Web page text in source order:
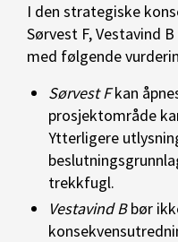
I den strategiske
Sørvest F, Vestavind
med følgende
Sørvest Fkan
prosjektområde
Ytterligere
trekkfugl.
Vestavind Bbør